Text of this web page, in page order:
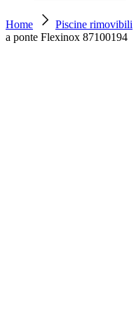
Home Piscine rimovibili
a ponte Flexinox 87100194